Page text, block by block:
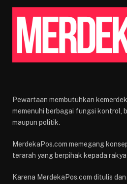
Pewartaan membutuhkan
memenuhi berbagai fungsi kontrol,
maupun politik.
MerdekaPos.com memegang
terarah yang berpihak kepada
Karena MerdekaPos.com ditulis